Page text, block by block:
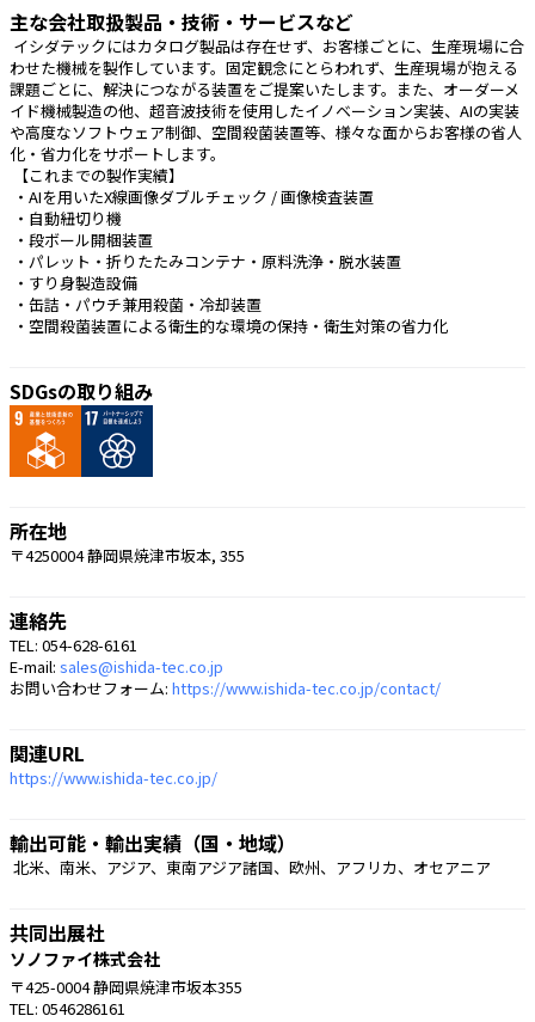
主な会社取扱製品・技術・サービスなど
わせた機械を製作しています。固定観念にとらわれず、生産現場が抱える
課題ごとに、解決につながる装置をご提案いたします。また、オーダーメ
イド機械製造の他、超音波技術を使用したイノベーション実装、AIの実装
や高度なソフトウェア制御、空間殺菌装置等、様々な面からお客様の省人
化・省力化をサポートします。
【これまでの製作実績】
・AIを用いたX線画像ダブルチェック / 画像検査装置
・自動紐切り機
・段ボール開梱装置
・パレット・折りたたみコンテナ・原料洗浄・脱水装置
・すり身製造設備
・缶詰・パウチ兼用殺菌・冷却装置
・空間殺菌装置による衛生的な環境の保持・衛生対策の省力化
SDGsの取り組み
所在地
〒4250004 静岡県焼津市坂本, 355
連絡先
TEL: 054-628-6161
E-mail: sales@ishida-tec.co.jp
お問い合わせフォーム: https://www.ishida-tec.co.jp/contact/
関連URL
https://www.ishida-tec.co.jp/
輸出可能・輸出実績（国・地域）
北米、南米、アジア、東南アジア諸国、欧州、アフリカ、オセアニア
共同出展社
ソノファイ株式会社
〒425-0004 静岡県焼津市坂本355
TEL: 0546286161